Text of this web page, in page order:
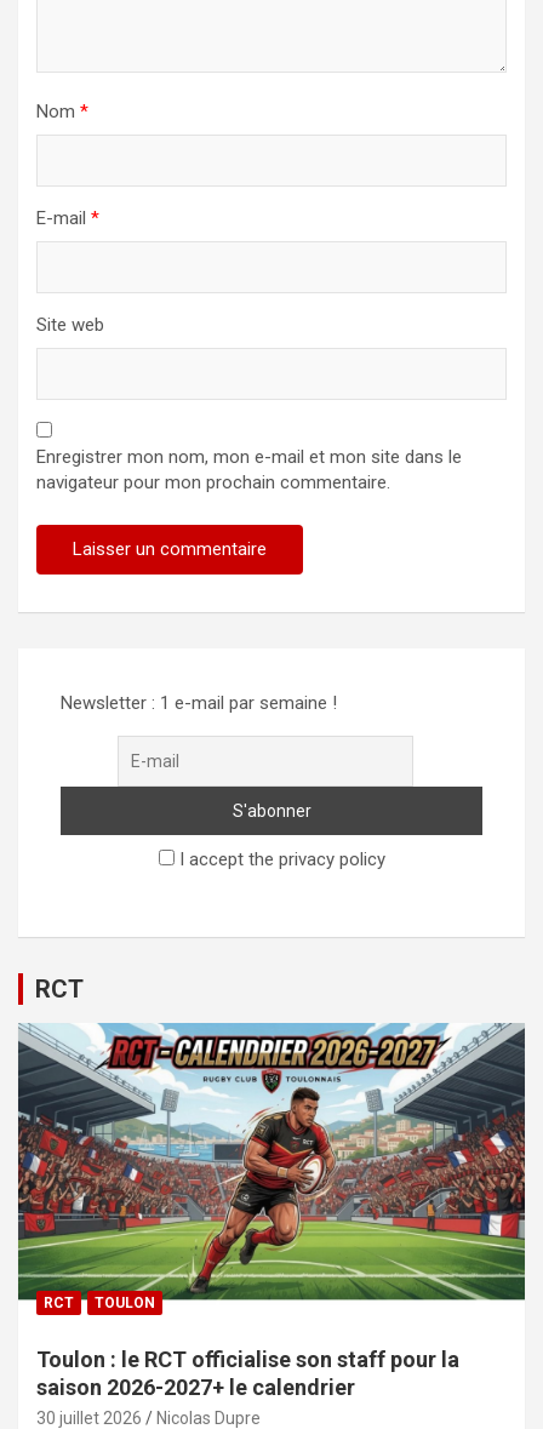
Nom *
E-mail *
Site web
Enregistrer mon nom, mon e-mail et mon site dans le
navigateur pour mon prochain commentaire.
Newsletter : 1 e-mail par semaine !
I accept the privacy policy
RCT
RCT TOULON
Toulon : le RCT officialise son staff pour la
saison 2026-2027+ le calendrier
30 juillet 2026 Nicolas Dupre